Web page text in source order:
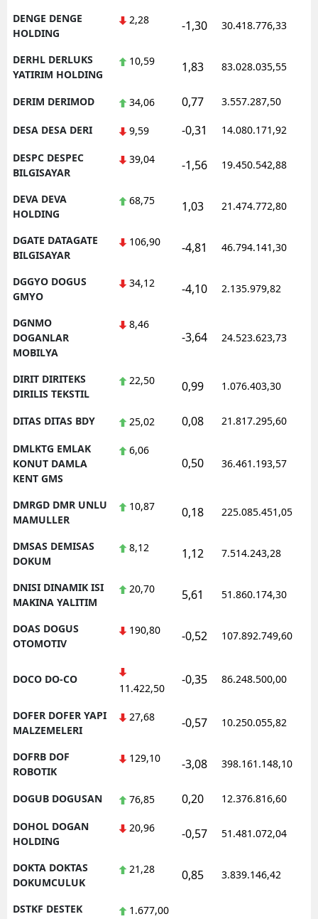
DENGE DENGE
HOLDING
2,28 -1,30 30.418.776,33
DERHL DERLUKS
YATIRIM HOLDING
10,59 1,83 83.028.035,55
DERIM DERIMOD 34,06 0,77 3.557.287,50
DESA DESA DERI 9,59 -0,31 14.080.171,92
DESPC DESPEC
BILGISAYAR
39,04 -1,56 19.450.542,88
DEVA DEVA
HOLDING
68,75 1,03 21.474.772,80
DGATE DATAGATE
BILGISAYAR
106,90 -4,81 46.794.141,30
DGGYO DOGUS
GMYO
34,12 -4,10 2.135.979,82
DGNMO
DOGANLAR
MOBILYA
8,46
-3,64 24.523.623,73
DIRIT DIRITEKS
DIRILIS TEKSTIL
22,50 0,99 1.076.403,30
DITAS DITAS BDY 25,02 0,08 21.817.295,60
DMLKTG EMLAK
KONUT DAMLA
KENT GMS
6,06
0,50 36.461.193,57
DMRGD DMR UNLU
MAMULLER
10,87 0,18 225.085.451,05
DMSAS DEMISAS
DOKUM
8,12 1,12 7.514.243,28
DNISI DINAMIK ISI
MAKINA YALITIM
20,70 5,61 51.860.174,30
DOAS DOGUS
OTOMOTIV
190,80 -0,52 107.892.749,60
DOCO DO-CO
11.422,50
-0,35 86.248.500,00
DOFER DOFER YAPI
MALZEMELERI
27,68 -0,57 10.250.055,82
DOFRB DOF
ROBOTIK
129,10 -3,08 398.161.148,10
DOGUB DOGUSAN 76,85 0,20 12.376.816,60
DOHOL DOGAN
HOLDING
20,96 -0,57 51.481.072,04
DOKTA DOKTAS
DOKUMCULUK
21,28 0,85 3.839.146,42
DSTKF DESTEK
1.677,00